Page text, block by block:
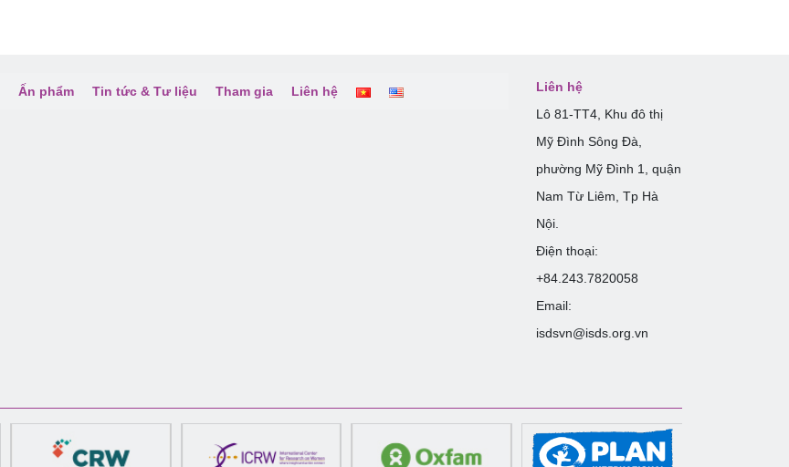
Ấn phẩm Tin tức & Tư liệu Tham gia Liên hệ
Liên hệ
Lô 81-TT4, Khu đô thị
Mỹ Đình Sông Đà,
phường Mỹ Đình 1, quận
Nam Từ Liêm, Tp Hà
Nội.
Điện thoại:
+84.243.7820058
Email:
isdsvn@isds.org.vn